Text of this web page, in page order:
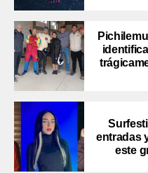
entradas
este